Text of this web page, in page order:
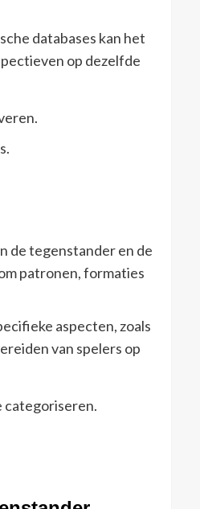
databases kan het
op dezelfde
de tegenstander en de
patronen, formaties
aspecten, zoals
van spelers op
categoriseren.